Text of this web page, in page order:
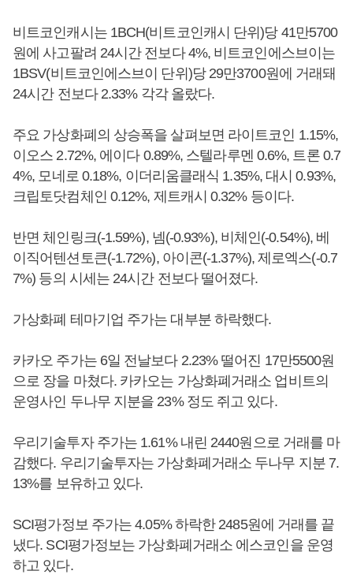
비트코인캐시는 1BCH(비트코인캐시 단위)당 41만5700
원에 사고팔려 24시간 전보다 4%, 비트코인에스브이는
1BSV(비트코인에스브이 단위)당 29만3700원에 거래돼
24시간 전보다 2.33% 각각 올랐다.
주요 가상화폐의 상승폭을 살펴보면 라이트코인 1.15%,
이오스 2.72%, 에이다 0.89%, 스텔라루멘 0.6%, 트론 0.7
4%, 모네로 0.18%, 이더리움클래식 1.35%, 대시 0.93%,
크립토닷컴체인 0.12%, 제트캐시 0.32% 등이다.
반면 체인링크(-1.59%), 넴(-0.93%), 비체인(-0.54%), 베
이직어텐션토큰(-1.72%), 아이콘(-1.37%), 제로엑스(-0.7
7%) 등의 시세는 24시간 전보다 떨어졌다.
가상화폐 테마기업 주가는 대부분 하락했다.
카카오 주가는 6일 전날보다 2.23% 떨어진 17만5500원
으로 장을 마쳤다. 카카오는 가상화폐거래소 업비트의
운영사인 두나무 지분을 23% 정도 쥐고 있다.
우리기술투자 주가는 1.61% 내린 2440원으로 거래를 마
감했다. 우리기술투자는 가상화폐거래소 두나무 지분 7.
13%를 보유하고 있다.
SCI평가정보 주가는 4.05% 하락한 2485원에 거래를 끝
냈다. SCI평가정보는 가상화폐거래소 에스코인을 운영
하고 있다.